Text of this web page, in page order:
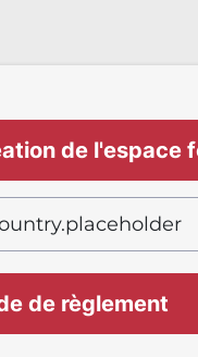
de l'espace
de règlement